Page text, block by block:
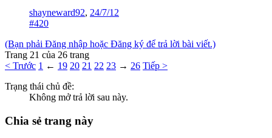
shayneward92, 24/7/12
#420
(Bạn phải Đăng nhập hoặc Đăng ký để trả lời bài viết.)
Trang 21 của 26 trang
< Trước 1 ← 19 20 21 22 23 → 26 Tiếp >
Trạng thái chủ đề:
Không mở trả lời sau này.
Chia sẻ trang này